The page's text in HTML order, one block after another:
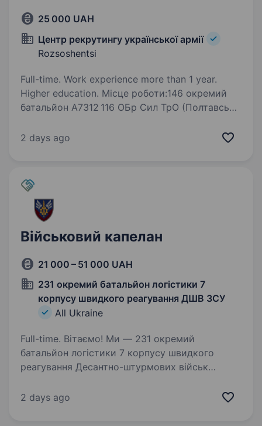
25 000 UAH
Центр рекрутингу української армії
Rozsoshentsi
Full-time. Work experience more than 1 year.
Higher education. Місце роботи:146 окремий
батальйон А7312 116 ОБр Сил ТрО (Полтавська
оборони Збройних Сил України.Особовий
2 days ago
Військовий капелан
21 000 – 51 000 UAH
231 окремий батальйон логістики 7
корпусу швидкого реагування ДШВ ЗСУ
All Ukraine
Full-time. Вітаємо! Ми — 231 окремий
батальйон логістики 7 корпусу швидкого
реагування Десантно-штурмових військ
забезпечувати бойові підрозділи всім
2 days ago